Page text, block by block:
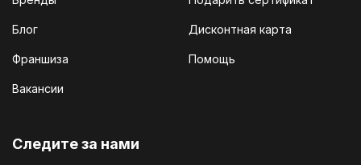
Блог
Франшиза
Вакансии
Дисконтная карта
Помощь
Cледите за нами